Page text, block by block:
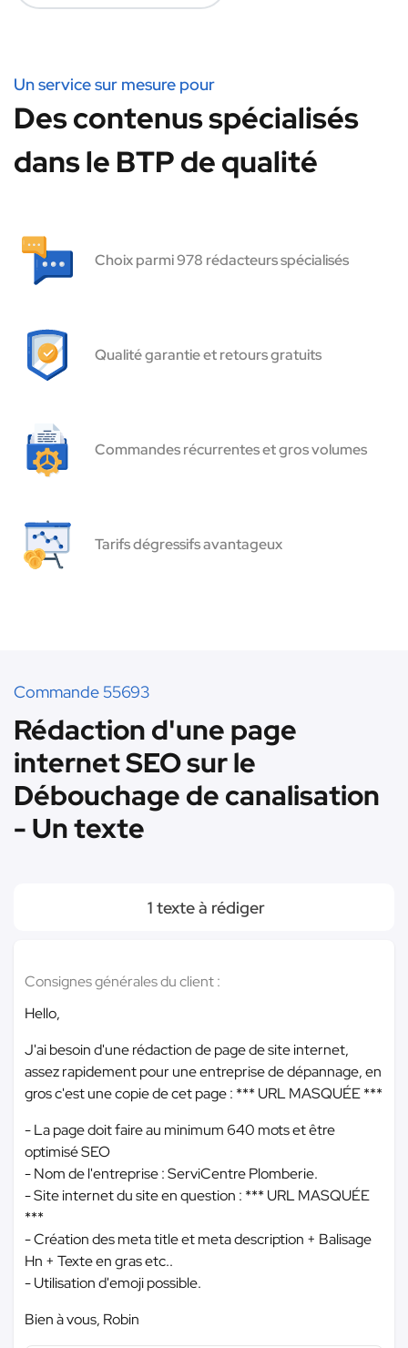
Un service sur mesure pour
Des contenus spécialisés
dans le BTP de qualité
Choix parmi 978 rédacteurs spécialisés
Qualité garantie et retours gratuits
Commandes récurrentes et gros volumes
Tarifs dégressifs avantageux
Commande 55693
Rédaction d'une page
internet SEO sur le
Débouchage de canalisation
- Un texte
1 texte à rédiger
Consignes générales du client :
Hello,
J'ai besoin d'une rédaction de page de site internet,
assez rapidement pour une entreprise de dépannage, en
gros c'est une copie de cet page : *** URL MASQUÉE ***
- La page doit faire au minimum 640 mots et être
optimisé SEO
- Nom de l'entreprise : ServiCentre Plomberie.
- Site internet du site en question : *** URL MASQUÉE
***
- Création des meta title et meta description + Balisage
Hn + Texte en gras etc..
- Utilisation d'emoji possible.
Bien à vous, Robin